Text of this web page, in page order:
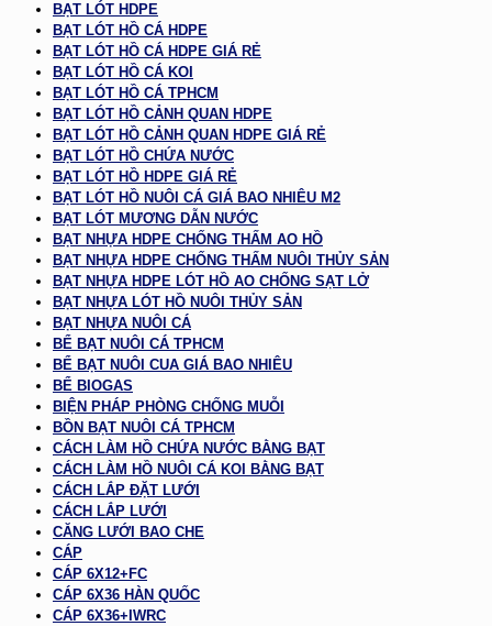
BẠT LÓT HDPE
BẠT LÓT HỒ CÁ HDPE
BẠT LÓT HỒ CÁ HDPE GIÁ RẺ
BẠT LÓT HỒ CÁ KOI
BẠT LÓT HỒ CÁ TPHCM
BẠT LÓT HỒ CẢNH QUAN HDPE
BẠT LÓT HỒ CẢNH QUAN HDPE GIÁ RẺ
BẠT LÓT HỒ CHỨA NƯỚC
BẠT LÓT HỒ HDPE GIÁ RẺ
BẠT LÓT HỒ NUÔI CÁ GIÁ BAO NHIÊU M2
BẠT LÓT MƯƠNG DẪN NƯỚC
BẠT NHỰA HDPE CHỐNG THẤM AO HỒ
BẠT NHỰA HDPE CHỐNG THẤM NUÔI THỦY SẢN
BẠT NHỰA HDPE LÓT HỒ AO CHỐNG SẠT LỞ
BẠT NHỰA LÓT HỒ NUÔI THỦY SẢN
BẠT NHỰA NUÔI CÁ
BỂ BẠT NUÔI CÁ TPHCM
BỂ BẠT NUÔI CUA GIÁ BAO NHIÊU
BỂ BIOGAS
BIỆN PHÁP PHÒNG CHỐNG MUỖI
BỒN BẠT NUÔI CÁ TPHCM
CÁCH LÀM HỒ CHỨA NƯỚC BẰNG BẠT
CÁCH LÀM HỒ NUÔI CÁ KOI BẰNG BẠT
CÁCH LẮP ĐẶT LƯỚI
CÁCH LẮP LƯỚI
CĂNG LƯỚI BAO CHE
CÁP
CÁP 6X12+FC
CÁP 6X36 HÀN QUỐC
CÁP 6X36+IWRC